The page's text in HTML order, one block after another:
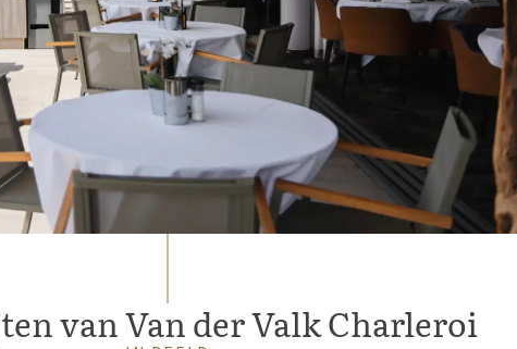
van Van der Valk Charleroi